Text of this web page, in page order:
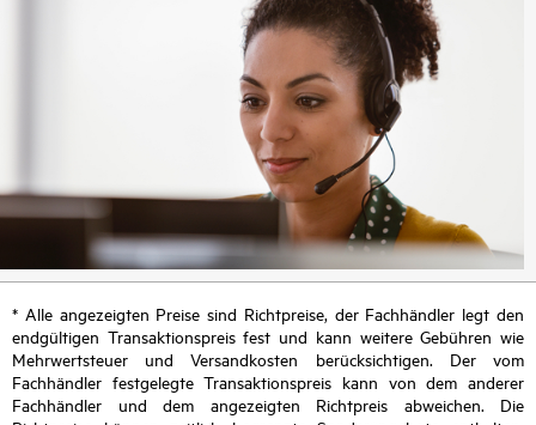
* Alle angezeigten Preise sind Richtpreise, der Fachhändler legt den
endgültigen Transaktionspreis fest und kann weitere Gebühren wie
Mehrwertsteuer und Versandkosten berücksichtigen. Der vom
Fachhändler festgelegte Transaktionspreis kann von dem anderer
Fachhändler und dem angezeigten Richtpreis abweichen. Die